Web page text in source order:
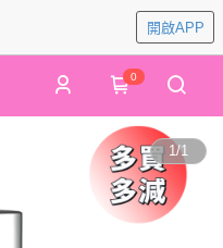
開啟APP
0
1/1